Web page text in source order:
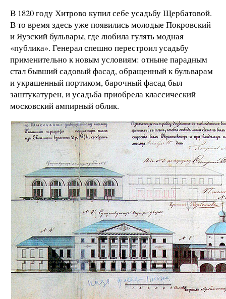
В 1820 году Хитрово купил себе усадьбу Щербатовой.
В то время здесь уже появились молодые Покровский
и Яузский бульвары, где любила гулять модная
«публика». Генерал спешно перестроил усадьбу
применительно к новым условиям: отныне парадным
стал бывший садовый фасад, обращенный к бульварам
и украшенный портиком, барочный фасад был
заштукатурен, и усадьба приобрела классический
московский ампирный облик.